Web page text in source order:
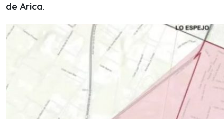
de Arica.